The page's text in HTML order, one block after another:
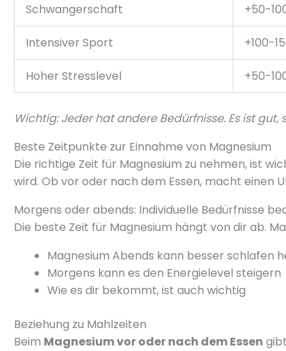
Schwangerschaft +50-
Intensiver Sport +100-
Hoher Stresslevel +50-
Wichtig: Jeder hat andere Bedürfnisse. Es ist
Beste Zeitpunkte zur Einnahme von Magnesium
Die richtige Zeit für Magnesium zu nehmen, ist
wird. Ob vor oder nach dem Essen, macht einen
Morgens oder abends: Individuelle Bedürfnisse
Die beste Zeit für Magnesium hängt von dir ab.
Magnesium Abends kann besser schlafen
Morgens kann es den Energielevel steigern
Wie es dir bekommt, ist auch wichtig
Beziehung zu Mahlzeiten
Beim Magnesium vor oder nach dem Essen